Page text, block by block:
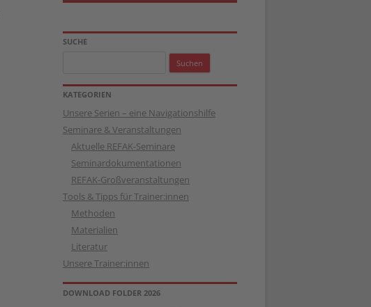
SUCHE
KATEGORIEN
Unsere Serien – eine Navigationshilfe
Seminare & Veranstaltungen
Aktuelle REFAK-Seminare
Seminardokumentationen
REFAK-Großveranstaltungen
Tools & Tipps für Trainer:innen
Methoden
Materialien
Literatur
Unsere Trainer:innen
DOWNLOAD FOLDER 2026